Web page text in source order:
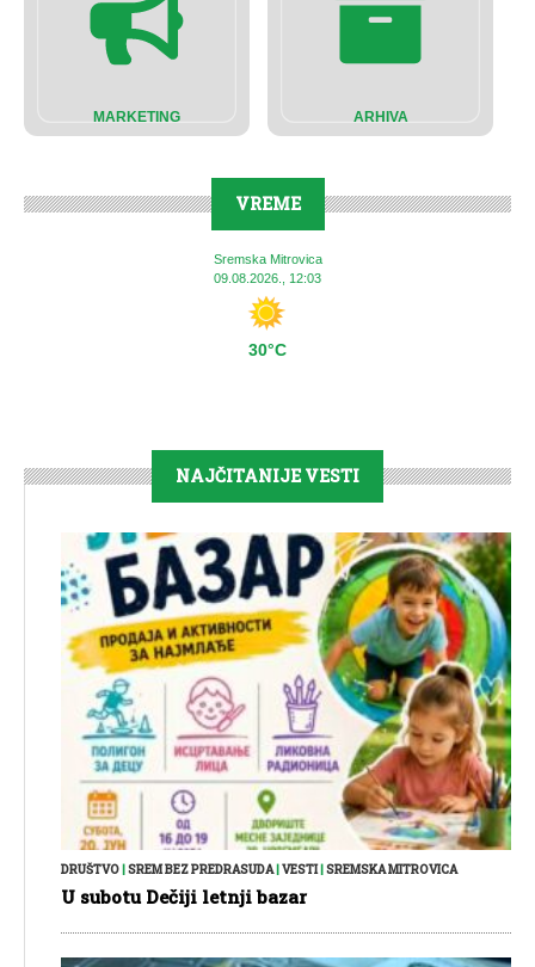
MARKETING ARHIVA
VREME
Sremska Mitrovica
09.08.2026., 12:03
30°C
NAJČITANIJE VESTI
DRUŠTVO|SREM BEZ PREDRASUDA|VESTI|SREMSKA MITROVICA
U subotu Dečiji letnji bazar